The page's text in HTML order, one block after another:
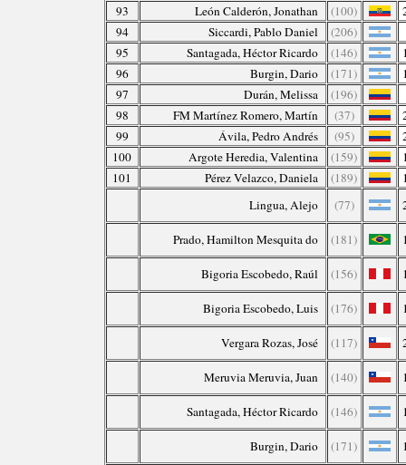
93
León Calderón, Jonathan (100)
94
Siccardi, Pablo Daniel
(206)
95
Santagada, Héctor Ricardo (146)
96
Burgin, Dario (171)
97
Durán, Melissa
(196)
98
FM Martínez Romero, Martín (37)
99
Ávila, Pedro Andrés (95)
100
Argote Heredia, Valentina (159)
101
Pérez Velazco, Daniela (189)
Lingua, Alejo
(77)
Prado, Hamilton Mesquita do (181)
Bigoria Escobedo, Raúl (156)
Bigoria Escobedo, Luis (176)
Vergara Rozas, José (117)
Meruvia Meruvia, Juan (140)
Santagada, Héctor Ricardo (146)
Burgin, Dario (171)